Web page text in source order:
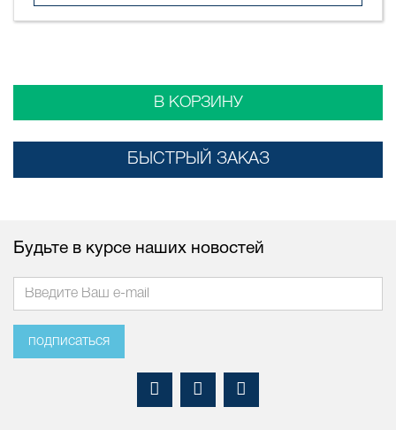
В КОРЗИНУ
БЫСТРЫЙ ЗАКАЗ
Будьте в курсе наших новостей
подписаться